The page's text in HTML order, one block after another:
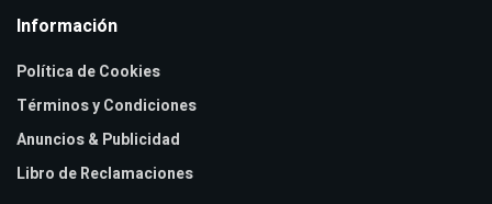
Información
Política de Cookies
Términos y Condiciones
Anuncios & Publicidad
Libro de Reclamaciones